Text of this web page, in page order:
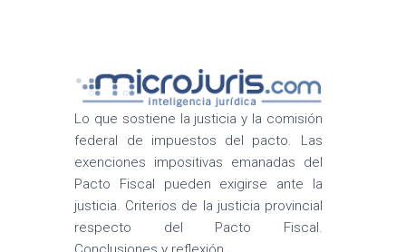
Lo que sostiene la justicia y la comisión
federal de impuestos del pacto. Las
exenciones impositivas emanadas del
Pacto Fiscal pueden exigirse ante la
justicia. Criterios de la justicia provincial
respecto del Pacto Fiscal.